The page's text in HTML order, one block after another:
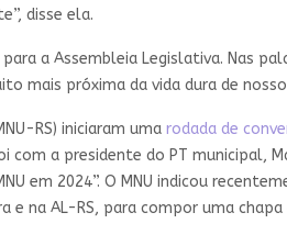
disse ela.
a Assembleia Legislativa. Nas
mais próxima da vida dura de nosso
RS) iniciaram uma rodada de
a presidente do PT municipal,
em 2024”. O MNU indicou
e na AL-RS, para compor uma